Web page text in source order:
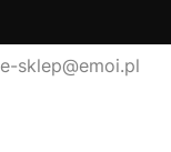
e-sklep@emoi.pl